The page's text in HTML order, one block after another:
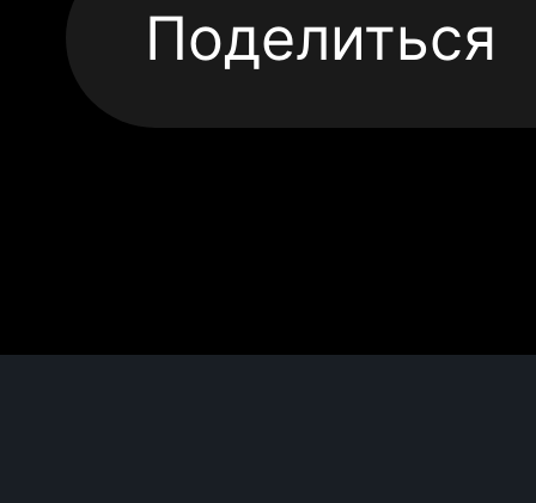
Поделиться